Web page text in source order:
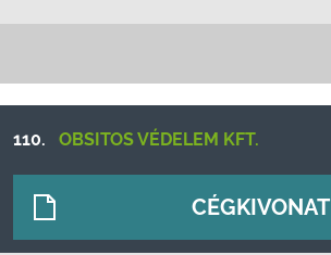
110. OBSITOS VÉDELEM KFT.
CÉGKIVONAT